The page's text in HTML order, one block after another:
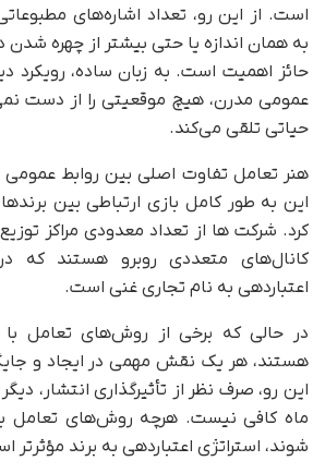
است. از این رو، تعداد اشاره‌های
به همان اندازه یا حتی بیشتر از چهره
حائز اهمیت است. به زبان ساده، رویکرد
عمومی مدرن، هیچ موقعیتی را از دست
حیاتی تلقی می‌کند.
هنر تعامل تفاوت اصلی بین روابط
این به طور کامل بازی ارتباطی بین
کرد. شرکت ها از تعداد معدودی مراکز
کانال‌های متعددی روبرو هستند که
اعتباردهی به نام تجاری غنی است.
در حالی که برخی از روش‌های تعامل با
هستند، هر یک نقش مهمی در ایجاد و
این رو، صرف نظر از تأثیرگذاری انتشار،
ماه کافی نیست. هرچه روش‌های تعامل
شوند، استراتژی اعتباردهی به برند مؤثرتر